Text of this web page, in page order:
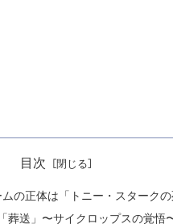
目次
ムの正体は「トニー・スターク
葬送」〜サイクロップスの覚悟